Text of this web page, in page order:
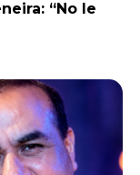
“No le